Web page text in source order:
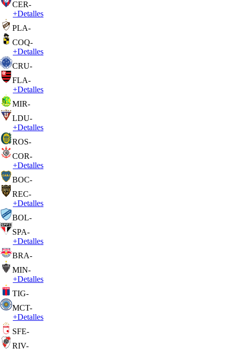
CER-
+Detalles
PLA-
COQ-
+Detalles
CRU-
FLA-
+Detalles
MIR-
LDU-
+Detalles
ROS-
COR-
+Detalles
BOC-
REC-
+Detalles
BOL-
SPA-
+Detalles
BRA-
MIN-
+Detalles
TIG-
MCT-
+Detalles
SFE-
RIV-